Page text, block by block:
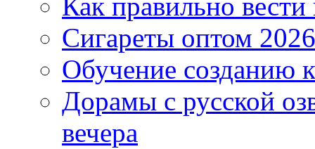
Как правильно
Сигареты оптом
Обучение созданию
Дорамы с русской
вечера